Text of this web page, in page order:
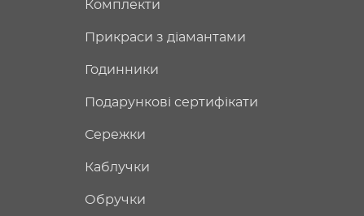
Комплекти
Прикраси з діамантами
Годинники
Подарункові сертифікати
Сережки
Каблучки
Обручки